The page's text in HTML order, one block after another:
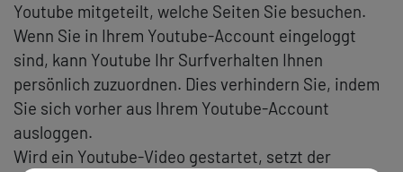
Youtube mitgeteilt, welche Seiten Sie besuchen.
Wenn Sie in Ihrem Youtube-Account eingeloggt
sind, kann Youtube Ihr Surfverhalten Ihnen
persönlich zuzuordnen. Dies verhindern Sie, indem
Sie sich vorher aus Ihrem Youtube-Account
ausloggen.
Wird ein Youtube-Video gestartet, setzt der